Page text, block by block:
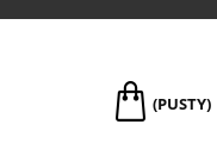
(PUSTY)